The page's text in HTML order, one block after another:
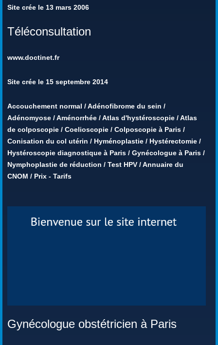
Site crée le 13 mars 2006
Téléconsultation
www.doctinet.fr
Site crée le 15 septembre 2014
Accouchement normal /Adénofibrome du sein /
Adénomyose /Aménorrhée /Atlas d'hystéroscopie /Atlas
de colposcopie / Coelioscopie / Colposcopie à Paris /
Conisation du col utérin / Hyménoplastie / Hystérectomie /
Hystéroscopie diagnostique à Paris / Gynécologue à Paris /
Nymphoplastie de réduction / Test HPV /Annuaire du
CNOM / Prix - Tarifs
Gynécologue obstétricien à Paris